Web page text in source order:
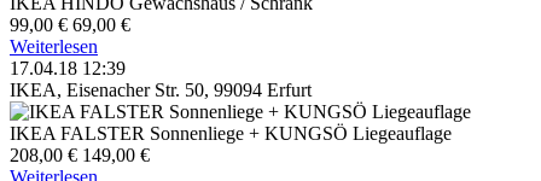
99,00 € 69,00 €
Weiterlesen
17.04.18 12:39
IKEA, Eisenacher Str. 50, 99094 Erfurt
IKEA FALSTER Sonnenliege + KUNGSÖ Liegeauflage
208,00 € 149,00 €
Weiterlesen